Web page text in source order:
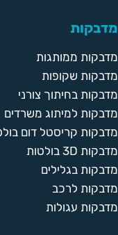
מדבקות
מדבקות ממותגות
מדבקות שקופות
מדבקות בחיתוך צורני
מדבקות למיתוג משרדים
מדבקות קריסטל דום
מדבקות 3D בולטות
מדבקות בגלילים
מדבקות לרכב
מדבקות עגולות